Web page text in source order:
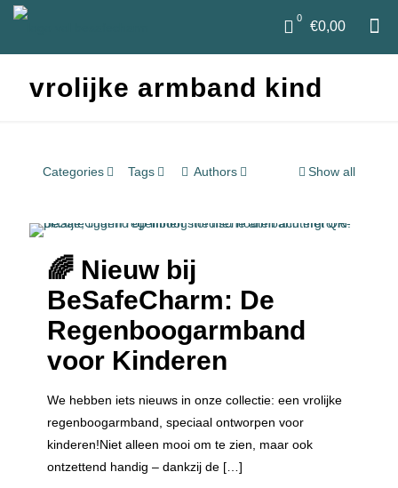
0
€0,00
vrolijke armband kind
Categories Tags Authors Show all
🌈 Nieuw bij
BeSafeCharm: De
Regenboogarmband
voor Kinderen
We hebben iets nieuws in onze collectie: een vrolijke
regenboogarmband, speciaal ontworpen voor
kinderen!Niet alleen mooi om te zien, maar ook
ontzettend handig – dankzij de […]